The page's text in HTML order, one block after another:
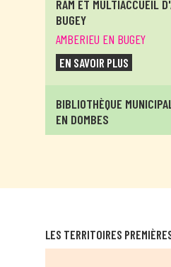
RAM ET MULTIACCUEIL
BUGEY
AMBERIEU EN BUGEY
EN SAVOIR PLUS
BIBLIOTHÈQUE
EN DOMBES
AMBERIEUX EN DOMBES
AMBRONAY
LES TERRITOIRES